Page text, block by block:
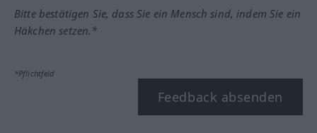
Bitte bestätigen Sie, dass Sie ein Mensch sind, indem Sie ein
Häkchen setzen.*
*Pflichtfeld
Feedback absenden